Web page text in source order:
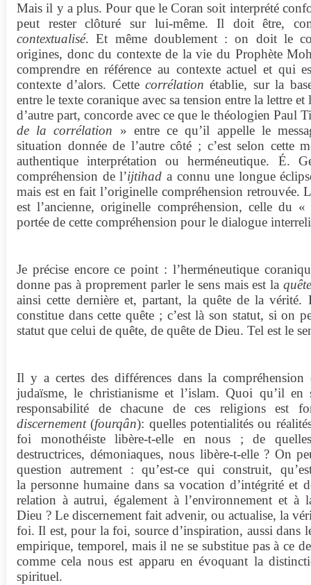
Mais il y a plus. Pour que le Coran soit interprété
peut rester clôturé sur lui-même. Il doit être,
contextualisé. Et même doublement : on doit le
origines, donc du contexte de la vie du Prophète
comprendre en référence au contexte actuel et qui
contexte d’alors. Cettecorrélation établie, sur la
entre le texte coranique avec sa tension entre la lettre et
d’autre part, concorde avec ce que le théologien Paul
de la corrélation » entre ce qu’il appelle le
situation donnée de l’autre côté ; c’est selon cette
authentique interprétation ou herméneutique. É.
compréhension de l’ijtihad a connu une longue
mais est en fait l’originelle compréhension retrouvée.
est l’ancienne, originelle compréhension, celle du
portée de cette compréhension pour le dialogue
Je précise encore ce point : l’herméneutique
donne pas à proprement parler le sens mais est la
ainsi cette dernière et, partant, la quête de la
constitue dans cette quête ; c’est là son statut, si on
statut que celui de quête, de quête de Dieu. Tel est le
Il y a certes des différences dans la
judaïsme, le christianisme et l’islam. Quoi qu’il en
responsabilité de chacune de ces religions est
discernement(fourqân): quelles potentialités ou
foi monothéiste libère-t-elle en nous ; de
destructrices, démoniaques, nous libère-t-elle ? On
question autrement : qu’est-ce qui construit,
la personne humaine dans sa vocation d’intégrité et
relation à autrui, également à l’environnement et à
Dieu ? Le discernement fait advenir, ou actualise, la
foi. Il est, pour la foi, source d’inspiration, aussi dans
empirique, temporel, mais il ne se substitue pas à ce
comme cela nous est apparu en évoquant la
spirituel.